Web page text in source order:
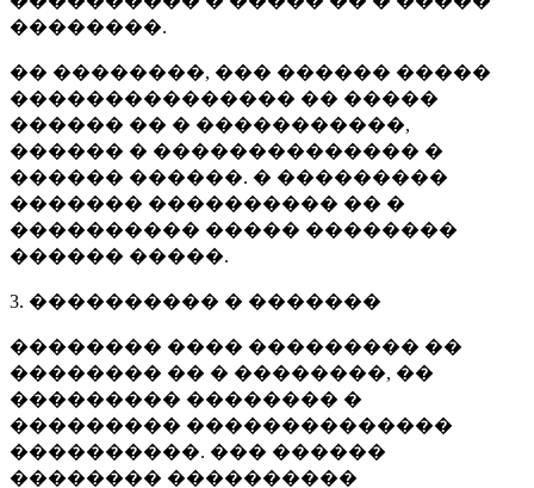
��������.
�� ��������, ��� ������ �����
��������������� �� �����
������ �� � �����������,
������ � �������������� �
������ ������. � ���������
������� ���������� �� �
���������� ����� ��������
������ �����.
3. ���������� � �������
�������� ���� ��������� ��
�������� �� � ��������, ��
��������� �������� �
��������� ��������������
����������. ��� ������
�������� ����������